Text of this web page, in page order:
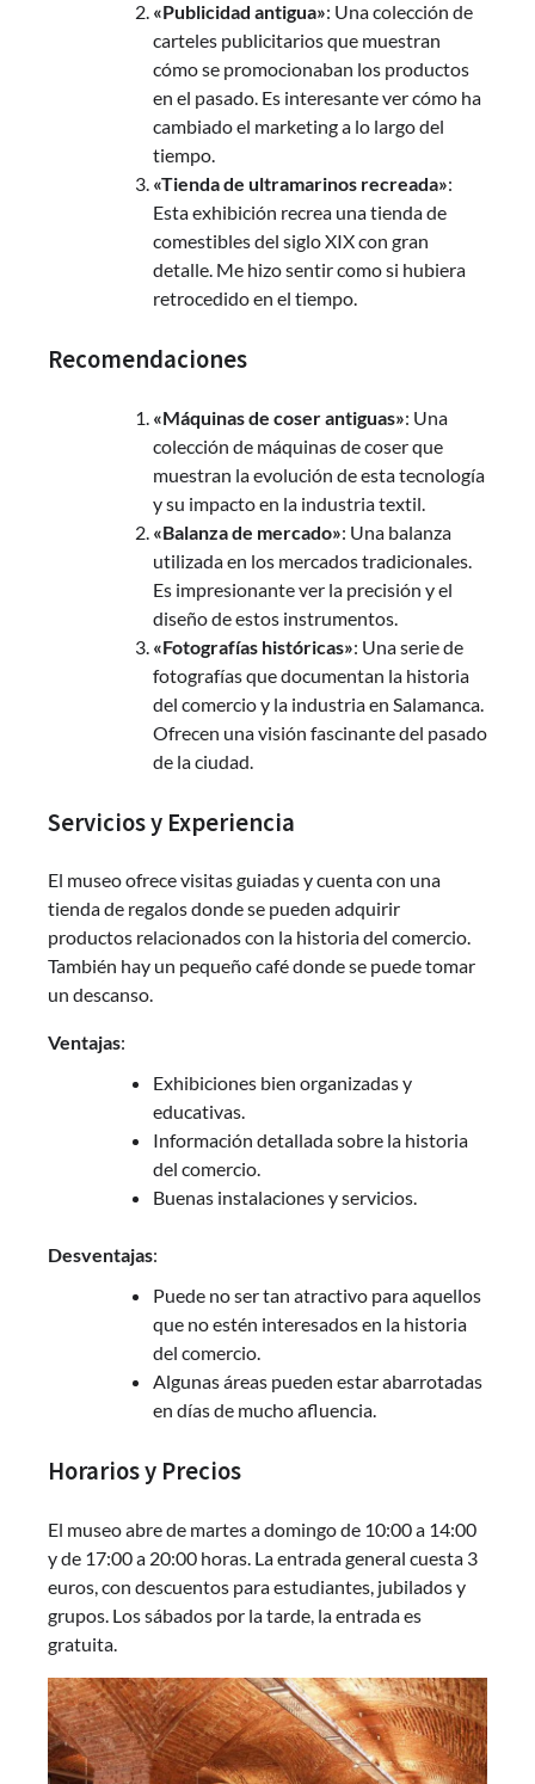
«Publicidad antigua»: Una colección de
carteles publicitarios que muestran
cómo se promocionaban los productos
en el pasado. Es interesante ver cómo ha
cambiado el marketing a lo largo del
tiempo.
«Tienda de ultramarinos recreada»:
Esta exhibición recrea una tienda de
comestibles del siglo XIX con gran
detalle. Me hizo sentir como si hubiera
retrocedido en el tiempo.
Recomendaciones
«Máquinas de coser antiguas»: Una
colección de máquinas de coser que
muestran la evolución de esta tecnología
y su impacto en la industria textil.
«Balanza de mercado»: Una balanza
utilizada en los mercados tradicionales.
Es impresionante ver la precisión y el
diseño de estos instrumentos.
«Fotografías históricas»: Una serie de
fotografías que documentan la historia
del comercio y la industria en Salamanca.
Ofrecen una visión fascinante del pasado
de la ciudad.
Servicios y Experiencia
El museo ofrece visitas guiadas y cuenta con una
tienda de regalos donde se pueden adquirir
productos relacionados con la historia del comercio.
También hay un pequeño café donde se puede tomar
un descanso.
Ventajas:
Exhibiciones bien organizadas y
educativas.
Información detallada sobre la historia
del comercio.
Buenas instalaciones y servicios.
Desventajas:
Puede no ser tan atractivo para aquellos
que no estén interesados en la historia
del comercio.
Algunas áreas pueden estar abarrotadas
en días de mucho afluencia.
Horarios y Precios
El museo abre de martes a domingo de 10:00 a 14:00
y de 17:00 a 20:00 horas. La entrada general cuesta 3
euros, con descuentos para estudiantes, jubilados y
grupos. Los sábados por la tarde, la entrada es
gratuita.